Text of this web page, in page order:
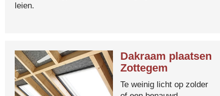
leien.
Dakraam plaatsen
Zottegem
Te weinig licht op zolder